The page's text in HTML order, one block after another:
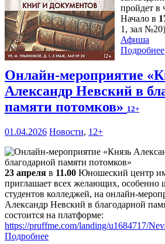
пройдет в
Начало в
1, зал
Афиша
Подробнее
Онлайн-мероприятие
Александр Невский в
памяти потомков» 12+
01.04.2026 Новости, 12+
23 апреля в 11.00 Юношеский центр
приглашает всех желающих, особенно
студентов колледжей, на онлайн-
Александр Невский в благодарной
состоится на платформе:
https://pruffme.com/landing/u1684717/
Подробнее